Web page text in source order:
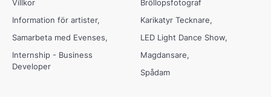
Villkor
Information för artister
Samarbeta med Evenses
Internship - Business
Developer
Bröllopsfotograf
Karikatyr Tecknare
LED Light Dance Show
Magdansare
Spådam